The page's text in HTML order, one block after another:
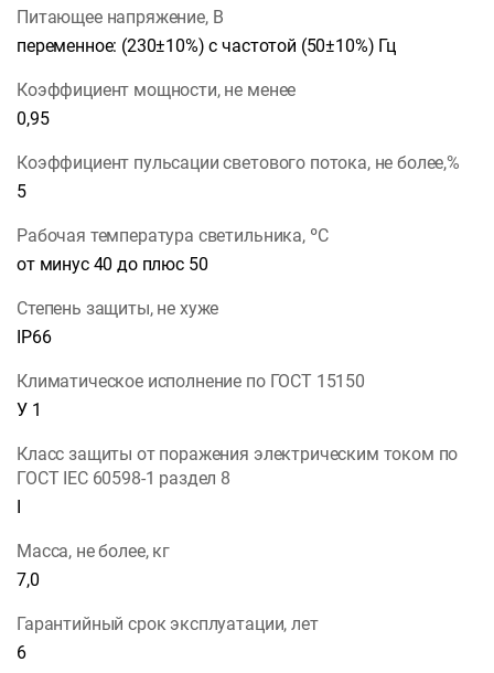
Питающее напряжение, В
переменное: (230±10%) с частотой (50±10%) Гц
Коэффициент мощности, не менее
0,95
Коэффициент пульсации светового потока, не более,%
5
Рабочая температура светильника, ºС
от минус 40 до плюс 50
Степень защиты, не хуже
IP66
Климатическое исполнение по ГОСТ 15150
У 1
Класс защиты от поражения электрическим током по
ГОСТ IEC 60598-1 раздел 8
Масса, не более, кг
7,0
Гарантийный срок эксплуатации, лет
6